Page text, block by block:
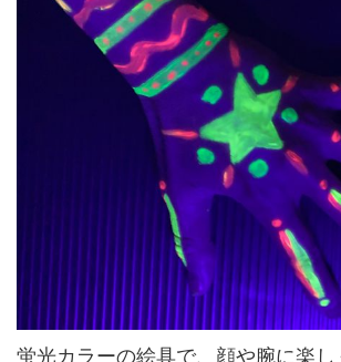
蛍光カラーの絵具で、顔や腕に楽し